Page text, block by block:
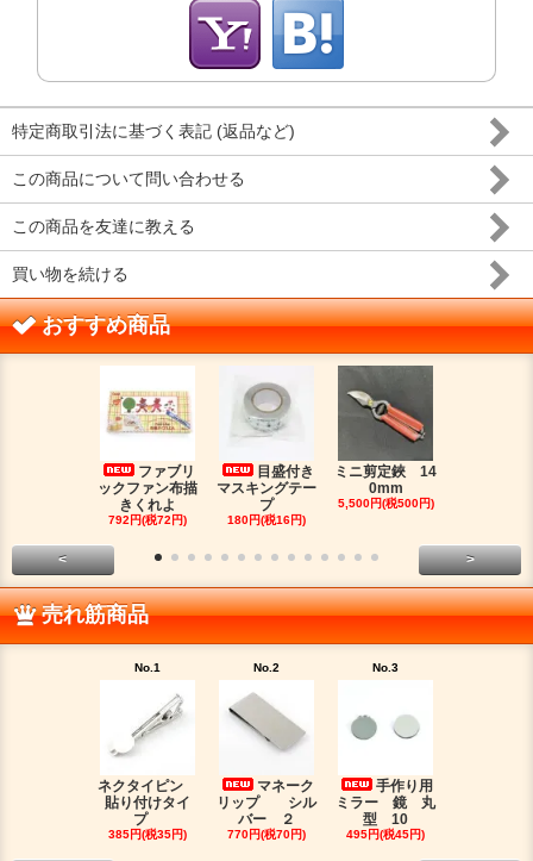
特定商取引法に基づく表記 (返品など)
この商品について問い合わせる
この商品を友達に教える
買い物を続ける
おすすめ商品
ファブリ
ックファン布描
きくれよ
792円(税72円)
目盛付き
マスキングテー
プ
180円(税16円)
ミニ剪定鋏 14
0mm
5,500円(税500円)
< >
売れ筋商品
No.1
ネクタイピン
貼り付けタイ
プ
385円(税35円)
No.2
マネーク
リップ シル
バー ２
770円(税70円)
No.3
手作り用
ミラー 鏡 丸
型 10
495円(税45円)